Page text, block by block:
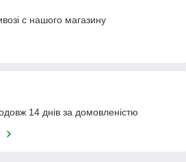
c нашого магазину
14 днів за домовленістю